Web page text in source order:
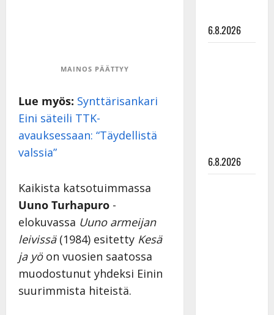
MAINOS PÄÄTTYY
Lue myös: Synttärisankari
Eini säteili TTK-
avauksessaan: “Täydellistä
valssia”
Kaikista katsotuimmassa
Uuno Turhapuro -
elokuvassa Uuno armeijan
leivissä(1984) esitetty Kesä
ja yöon vuosien saatossa
muodostunut yhdeksi Einin
suurimmista hiteistä.
6.8.2026
6.8.2026